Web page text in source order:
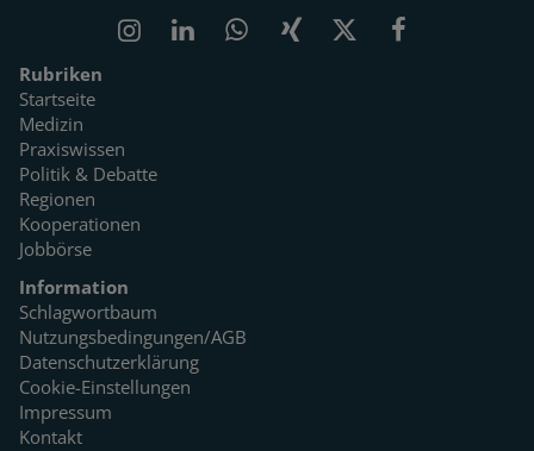
Rubriken
Startseite
Medizin
Praxiswissen
Politik & Debatte
Regionen
Kooperationen
Jobbörse
Information
Schlagwortbaum
Nutzungsbedingungen/AGB
Datenschutzerklärung
Cookie-Einstellungen
Impressum
Kontakt